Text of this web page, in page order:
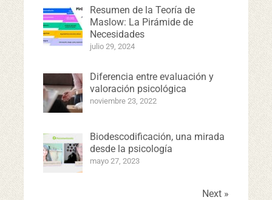
Resumen de la Teoría de
Maslow: La Pirámide de
Necesidades
julio 29, 2024
Diferencia entre evaluación y
valoración psicológica
noviembre 23, 2022
Biodescodificación, una mirada
desde la psicología
mayo 27, 2023
Next »